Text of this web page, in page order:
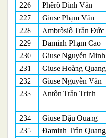
226
Phêrô Đinh Văn
227
Giuse Phạm Văn
228
Ambrôsiô Trần Đức
229
Đaminh Phạm Cao
230
Giuse Nguyễn Minh
231
Giuse Hoàng Quang
232
Giuse Nguyễn Văn
233
Antôn Trần Trinh
234
Giuse Đậu Quang
235
Đaminh Trần Quang